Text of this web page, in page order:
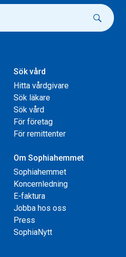
Sök vård
Hitta vårdgivare
Sök läkare
Sök vård
För företag
För remittenter
Om Sophiahemmet
Sophiahemmet
Koncernledning
E-faktura
Jobba hos oss
Press
SophiaNytt